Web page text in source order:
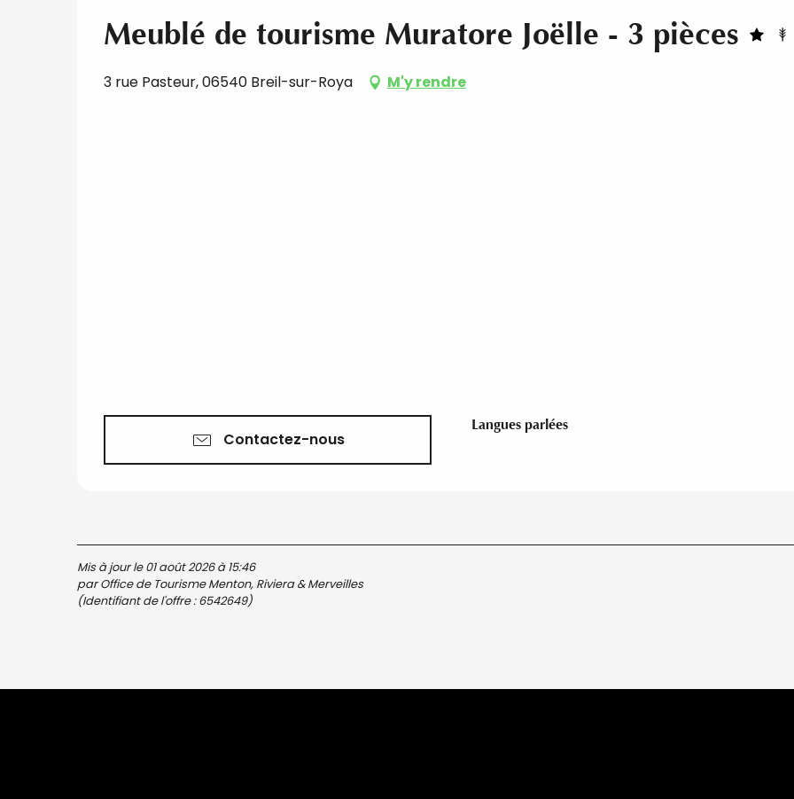
Meublé de tourisme Muratore Joëlle - 3 pièces
3 rue Pasteur, 06540 Breil-sur-Roya M'y rendre
Contactez-nous
Langues parlées
Langues parlées
Mis à jour le 01 août 2026 à 15:46
par Office de Tourisme Menton, Riviera & Merveilles
(Identifiant de l'offre :6542649)